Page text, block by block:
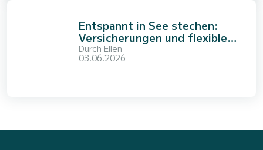
Entspannt in See stechen:
Versicherungen und flexible
Optionen von SamBoat
Durch Ellen
03.06.2026